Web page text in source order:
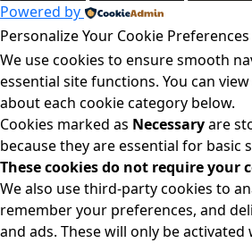
Powered by
Personalize Your Cookie Preferences
We use cookies to ensure smooth
essential site functions. You can
about each cookie category below.
Cookies marked as Necessaryare
because they are essential for basic
These cookies do not require your
We also use third-party cookies to
remember your preferences, and
and ads. These will only be